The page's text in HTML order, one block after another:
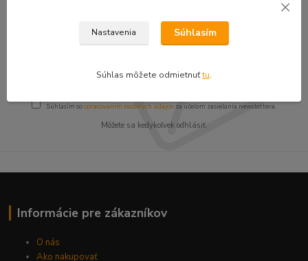
Nepremeškajte novinky, akcie a
zľavy!
Súhlasím sospracovaním osobných údajov za účelom zasielania newslettera.
Môžete sa kedykoľvek odhlásiť.
Informácie pre zákazníkov
O nás
Ako nakupovať
Nastavenia Súhlasím
Súhlas môžete odmietnuťtu.